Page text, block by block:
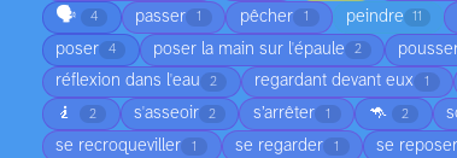
🗣️ 4 passer 1 pêcher 1 peindre 11
poser 4 poser la main sur l'épaule 2
réflexion dans l'eau 2 regardant devant eux 1
🧎 2 s'asseoir 2 s’arrêter 1 🦘 2
se recroqueviller 1 se regarder 1 se